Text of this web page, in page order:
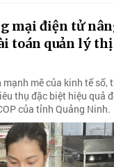
mại điện tử
toán quản lý
mẽ của kinh tế số,
thụ đặc biệt hiệu quả
của tỉnh Quảng Ninh.